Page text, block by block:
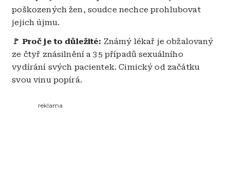
poškozených žen, soudce nechce prohlubovat
jejich újmu.
🚩 Proč je to důležité: Známý lékař je obžalovaný
ze čtyř znásilnění a 35 případů sexuálního
vydírání svých pacientek. Cimický od začátku
svou vinu popírá.
reklama